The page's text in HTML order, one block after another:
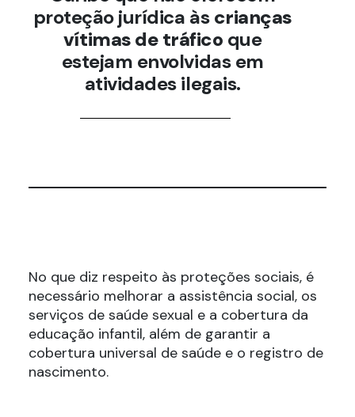
proteção jurídica àscrianças
vítimas de tráfico que
estejam envolvidas em
atividades ilegais.
No que diz respeito às proteções sociais, é
necessário melhorar a assistência social, os
serviços de saúde sexual e a cobertura da
educação infantil, além de garantir a
cobertura universal de saúde e o registro de
nascimento.